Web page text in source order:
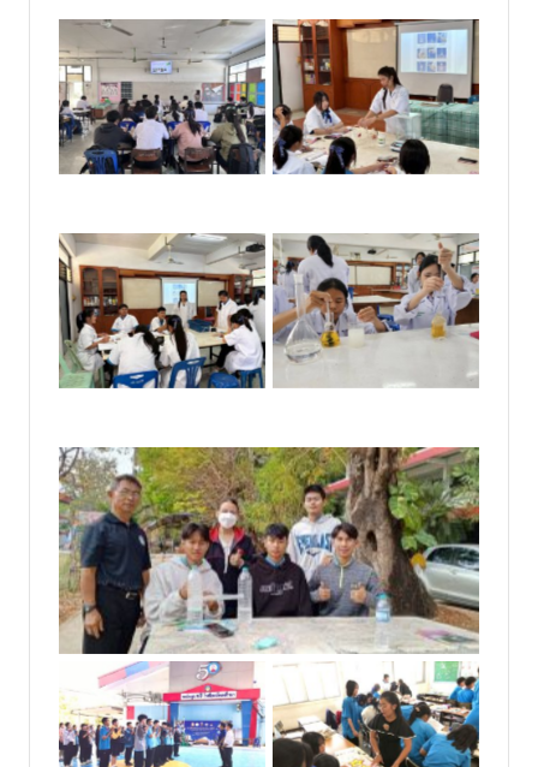
No Caption No Caption
No Caption No Caption
No Caption
No Caption No Caption